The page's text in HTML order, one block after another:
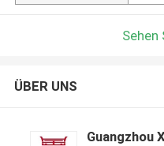
Sehen
ÜBER UNS
Guangzhou